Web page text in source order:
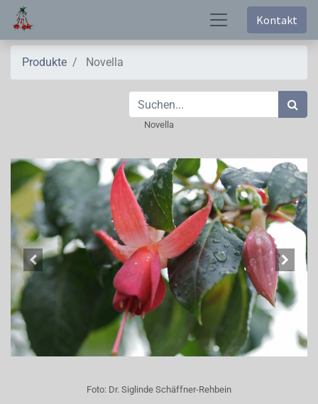
Kontakt
Produkte Novella
Novella
Foto: Dr. Siglinde Schäffner-Rehbein